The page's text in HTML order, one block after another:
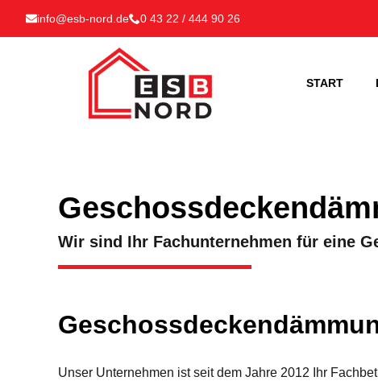
info@esb-nord.de 0 43 22 / 444 90 26
START
Wir sind Ihr Fachunternehmen für eine
Unser Unternehmen ist seit dem Jahre 2012 Ihr